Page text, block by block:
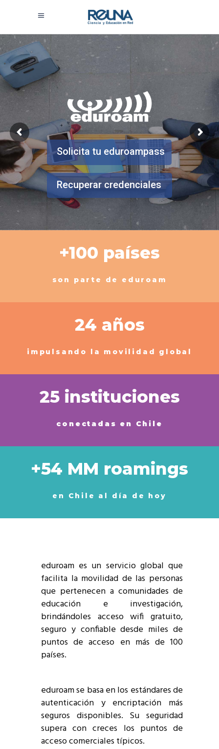
Solicita tu eduroampass
Recuperar credenciales
+100 países
son parte de eduroam
24 años
impulsando la movilidad global
25 instituciones
conectadas en Chile
+54 MM roamings
en Chile al día de hoy
eduroam es un servicio global que
facilita la movilidad de las personas
que pertenecen a comunidades de
educación e investigación,
brindándoles acceso wifi gratuito,
seguro y confiable desde miles de
puntos de acceso en más de 100
países.
eduroam se basa en los estándares de
autenticación y encriptación más
seguros disponibles. Su seguridad
supera con creces los puntos de
acceso comerciales típicos.